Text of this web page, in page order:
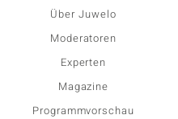
Über Juwelo
Moderatoren
Experten
Magazine
Programmvorschau